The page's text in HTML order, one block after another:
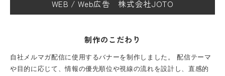
WEB /Web広告 株式会社JOTO
制作のこだわり
自社メルマガ配信に使用するバナーを制作しました。
配信テーマ
や目的に応じて、情報の優先順位や視線の流れを設計し、直感的